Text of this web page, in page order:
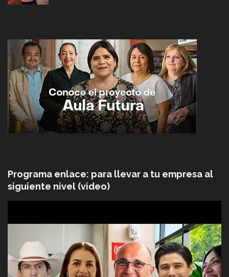
Programa enlace: para llevar a tu empresa al
siguiente nivel (video)